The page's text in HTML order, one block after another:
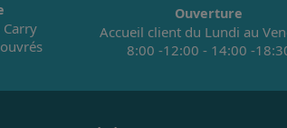
Ouverture
Accueil client du Lundi au
8:00 -12:00 - 14:00 -